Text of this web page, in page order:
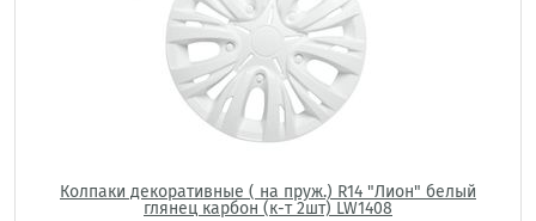
Колпаки декоративные ( на пруж.) R14 "Лион" белый
глянец карбон (к-т 2шт) LW1408